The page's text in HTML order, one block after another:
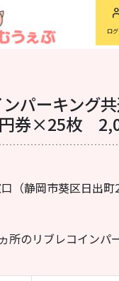
ロ
パーキング
券×25枚
（静岡市葵区日出
所のリブレコインパ